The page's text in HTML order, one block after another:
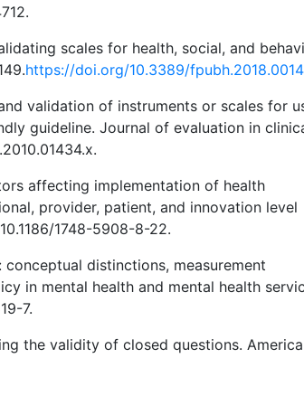
scales for health, social, and
https://doi.org/10.3389/
validation of instruments or scales for
guideline. Journal of evaluation in
affecting implementation of health
provider, patient, and innovation level
1748-5908-8-22.
distinctions, measurement
in mental health and mental health
7.
the validity of closed questions.